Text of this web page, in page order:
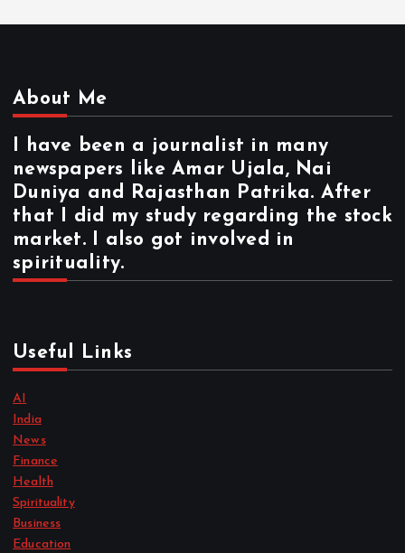
About Me
I have been a journalist in many
newspapers like Amar Ujala, Nai
Duniya and Rajasthan Patrika. After
that I did my study regarding the stock
market. I also got involved in
spirituality.
Useful Links
AI
India
News
Finance
Health
Spirituality
Business
Education